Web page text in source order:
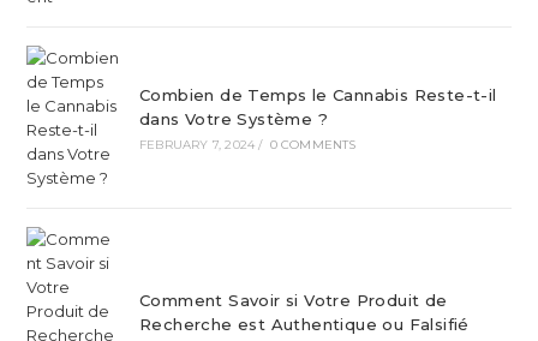
Combien de Temps le Cannabis Reste-t-il
dans Votre Système ?
FEBRUARY 7, 2024 / 0 COMMENTS
Comment Savoir si Votre Produit de
Recherche est Authentique ou Falsifié